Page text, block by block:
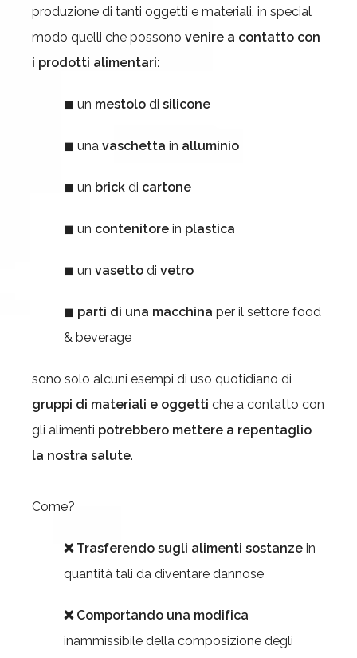
produzione di tanti oggetti e materiali, in special
modo quelli che possono venire a contatto con
i prodotti alimentari:
◼ un mestolo di silicone
◼ una vaschetta in alluminio
◼ un brick di cartone
◼ un contenitore in plastica
◼ un vasetto di vetro
◼ parti di una macchina per il settore food
& beverage
sono solo alcuni esempi di uso quotidiano di
gruppi di materiali e oggetti che a contatto con
gli alimenti potrebbero mettere a repentaglio
la nostra salute.
Come?
❌ Trasferendo sugli alimenti sostanze in
quantità tali da diventare dannose
❌ Comportando una modifica
inammissibile della composizione degli